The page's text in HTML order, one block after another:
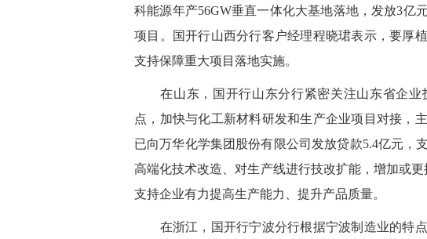
科能源年产56GW垂直一体化大基地落地，发放3亿
项目。国开行山西分行客户经理程晓珺表示，要厚
支持保障重大项目落地实施。
在山东，国开行山东分行紧密关注山东省企业
点，加快与化工新材料研发和生产企业项目对接，
已向万华化学集团股份有限公司发放贷款5.4亿元，
高端化技术改造、对生产线进行技改扩能，增加或
支持企业有力提高生产能力、提升产品质量。
在浙江，国开行宁波分行根据宁波制造业的特点